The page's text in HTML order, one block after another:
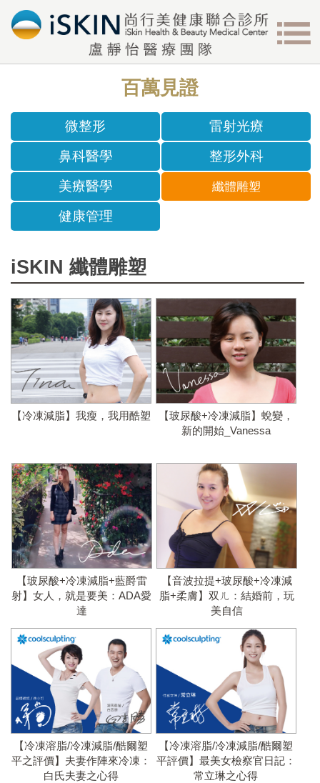
百萬見證
微整形
鼻科醫學
美療醫學
健康管理
雷射光療
整形外科
纖體雕塑
iSKIN 纖體雕塑
【冷凍減脂】我瘦，我用酷塑
【玻尿酸+冷凍減脂】蛻變，
新的開始_Vanessa
【玻尿酸+冷凍減脂+藍爵雷
射】女人，就是要美：ADA愛
達
【音波拉提+玻尿酸+冷凍減
脂+柔膚】双ㄦ：結婚前，玩
美自信
【冷凍溶脂/冷凍減脂/酷爾塑
平之評價】夫妻作陣來冷凍：
白氏夫妻之心得
【冷凍溶脂/冷凍減脂/酷爾塑
平評價】最美女檢察官日記：
常立琳之心得